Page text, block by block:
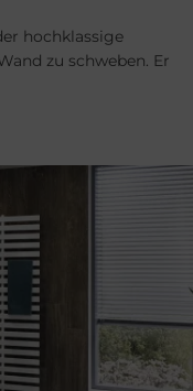
hochklassige
zu schweben. Er